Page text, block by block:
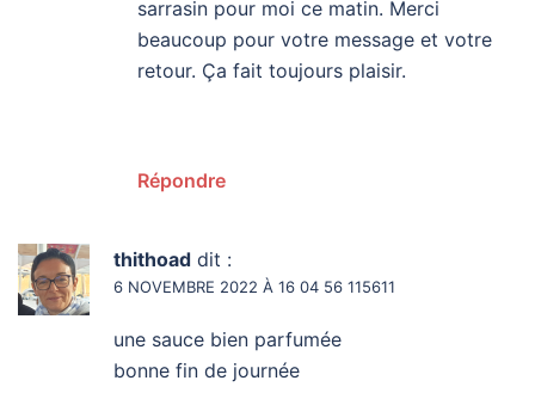
sarrasin pour moi ce matin. Merci
beaucoup pour votre message et votre
retour. Ça fait toujours plaisir.
Répondre
thithoad dit :
6 NOVEMBRE 2022 À 16 04 56 115611
une sauce bien parfumée
bonne fin de journée